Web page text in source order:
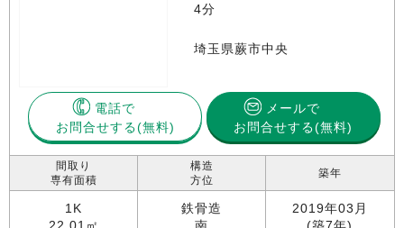
4分
埼玉県蕨市中央
電話で
お問合せする
メールで
お問合せする(無料)
間取り
専有面積
1K
構造
方位
鉄骨造
築年
2019年03月